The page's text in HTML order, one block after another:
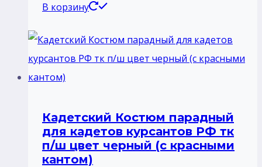
В корзину
Кадетский Костюм парадный
для кадетов курсантов РФ тк
п/ш цвет черный (с красными
кантом)